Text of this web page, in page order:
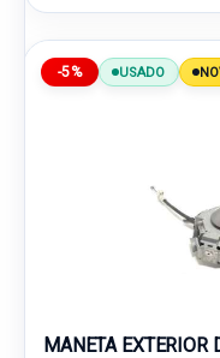
-5% USADO
MANETA EXTERIOR